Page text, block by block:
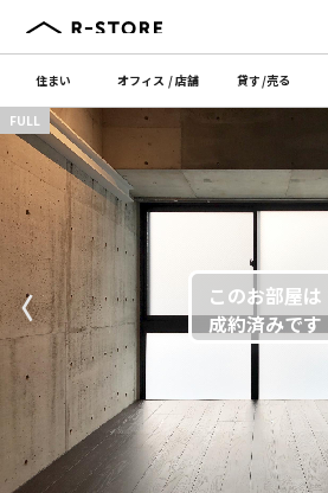
住まい オフィス /店舗 貸す/売る
〈
FULL